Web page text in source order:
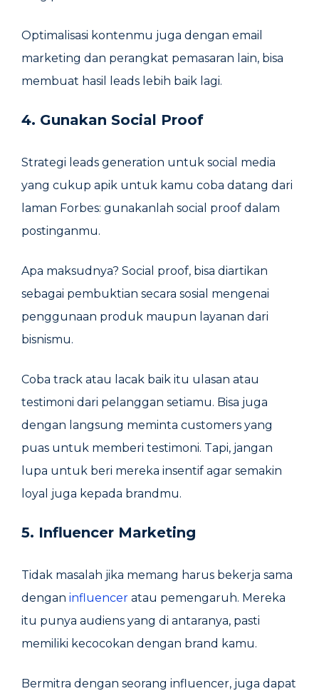
Optimalisasi kontenmu juga dengan email
marketing dan perangkat pemasaran lain, bisa
membuat hasil leads lebih baik lagi.
4. Gunakan Social Proof
Strategi leads generation untuk social media
yang cukup apik untuk kamu coba datang dari
laman Forbes: gunakanlah social proof dalam
postinganmu.
Apa maksudnya? Social proof, bisa diartikan
sebagai pembuktian secara sosial mengenai
penggunaan produk maupun layanan dari
bisnismu.
Coba track atau lacak baik itu ulasan atau
testimoni dari pelanggan setiamu. Bisa juga
dengan langsung meminta customers yang
puas untuk memberi testimoni. Tapi, jangan
lupa untuk beri mereka insentif agar semakin
loyal juga kepada brandmu.
5. Influencer Marketing
Tidak masalah jika memang harus bekerja sama
dengan influencer atau pemengaruh. Mereka
itu punya audiens yang di antaranya, pasti
memiliki kecocokan dengan brand kamu.
Bermitra dengan seorang influencer, juga dapat